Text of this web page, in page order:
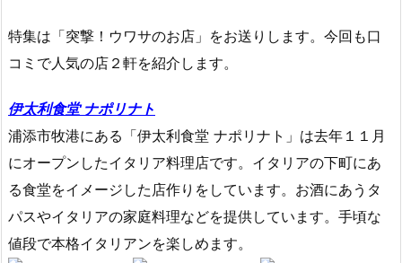
特集は「突撃！ウワサのお店」をお送りします。今回も口
コミで人気の店２軒を紹介します。
伊太利食堂 ナポリナト
浦添市牧港にある「伊太利食堂 ナポリナト」は去年１１月
にオープンしたイタリア料理店です。イタリアの下町にあ
る食堂をイメージした店作りをしています。お酒にあうタ
パスやイタリアの家庭料理などを提供しています。手頃な
値段で本格イタリアンを楽しめます。